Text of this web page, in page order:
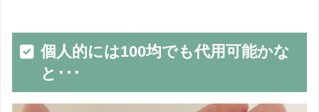
個人的には100均でも代用可能かな
と･･･